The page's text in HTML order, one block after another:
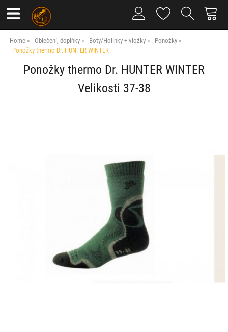
Home Oblečení, doplňky Boty/Holinky + vložky
Ponožky
Ponožky thermo Dr. HUNTER WINTER
Ponožky thermo Dr. HUNTER WINTER
Velikosti 37-38